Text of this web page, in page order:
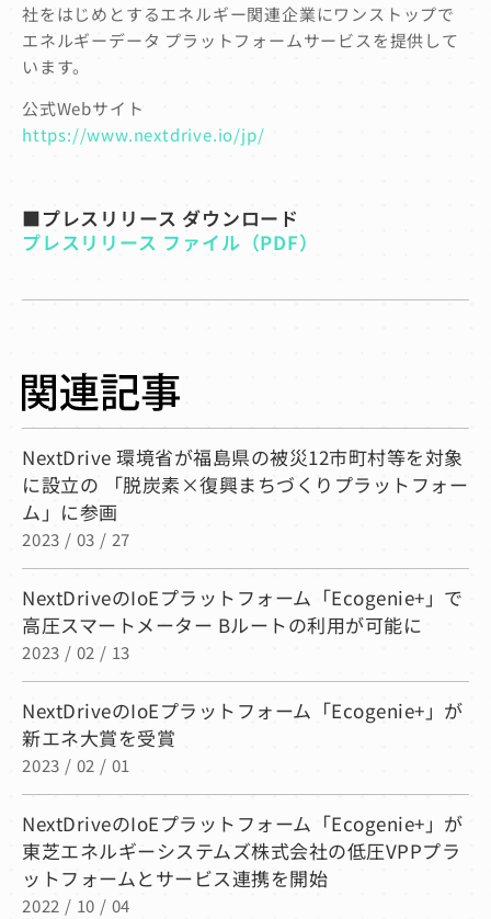
社をはじめとするエネルギー関連企業にワンストップで
エネルギーデータ プラットフォームサービスを提供して
います。
公式Webサイト
https://www.nextdrive.io/jp/
■プレスリリース ダウンロード
プレスリリース ファイル（PDF）
NextDrive 環境省が福島県の被災12市町村等を対象
に設立の 「脱炭素×復興まちづくりプラットフォー
ム」に参画
2023 / 03 / 27
NextDriveのIoEプラットフォーム「Ecogenie+」で
高圧スマートメーター Bルートの利用が可能に
2023 / 02 / 13
NextDriveのIoEプラットフォーム「Ecogenie+」が
新エネ大賞を受賞
2023 / 02 / 01
NextDriveのIoEプラットフォーム「Ecogenie+」が
東芝エネルギーシステムズ株式会社の低圧VPPプラ
ットフォームとサービス連携を開始
2022 / 10 / 04